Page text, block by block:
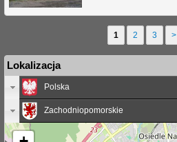
o
n
1 2 3 >
Lokalizacja
Polska
Zachodniopomorskie